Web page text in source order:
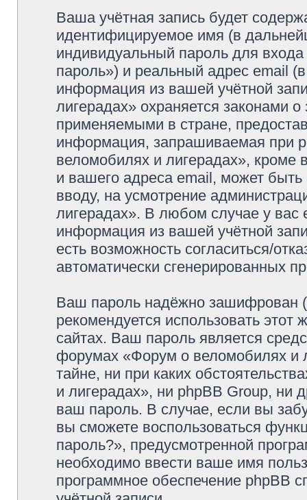
Ваша учётная запись будет
идентифицируемое имя (в
индивидуальный пароль для
пароль») и реальный адрес email
информация из вашей учётной
лигерадах» охраняется законами
применяемыми в стране,
информация, запрашиваемая при
веломобилях и лигерадах», кроме
и вашего адреса email, может быть
вводу, на усмотрение
лигерадах». В любом случае у вас
информация из вашей учётной
есть возможность согласиться/
автоматически сгенерированных
Ваш пароль надёжно зашифрован
рекомендуется использовать этот
сайтах. Ваш пароль является
форумах «Форум о веломобилях и
тайне, ни при каких
и лигерадах», ни phpBB Group, ни
ваш пароль. В случае, если вы
вы сможете воспользоваться
пароль?», предусмотренной
необходимо ввести ваше имя
программное обеспечение phpBB